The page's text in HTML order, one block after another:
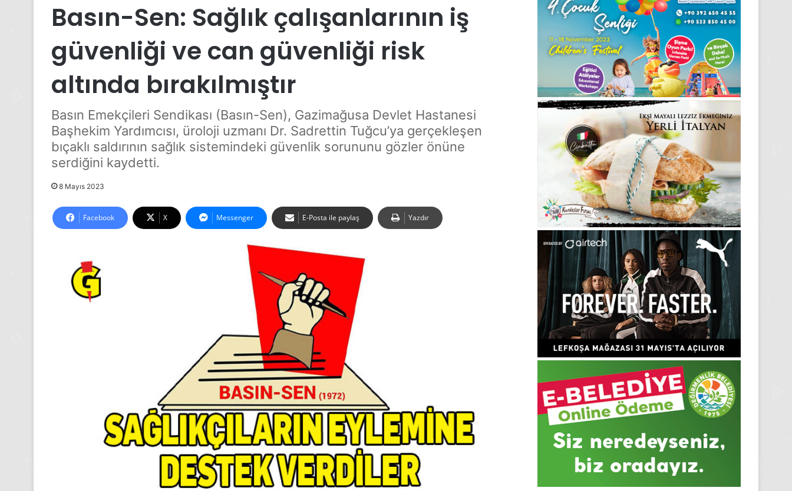
Basın-Sen: Sağlık çalışanlarının iş
güvenliği ve can güvenliği risk
altında bırakılmıştır
Basın Emekçileri Sendikası (Basın-Sen), Gazimağusa Devlet Hastanesi
Başhekim Yardımcısı, üroloji uzmanı Dr. Sadrettin Tuğcu’ya gerçekleşen
bıçaklı saldırının sağlık sistemindeki güvenlik sorununu gözler önüne
serdiğini kaydetti.
8 Mayıs 2023
Facebook X Messenger E-Posta ile paylaş Yazdır